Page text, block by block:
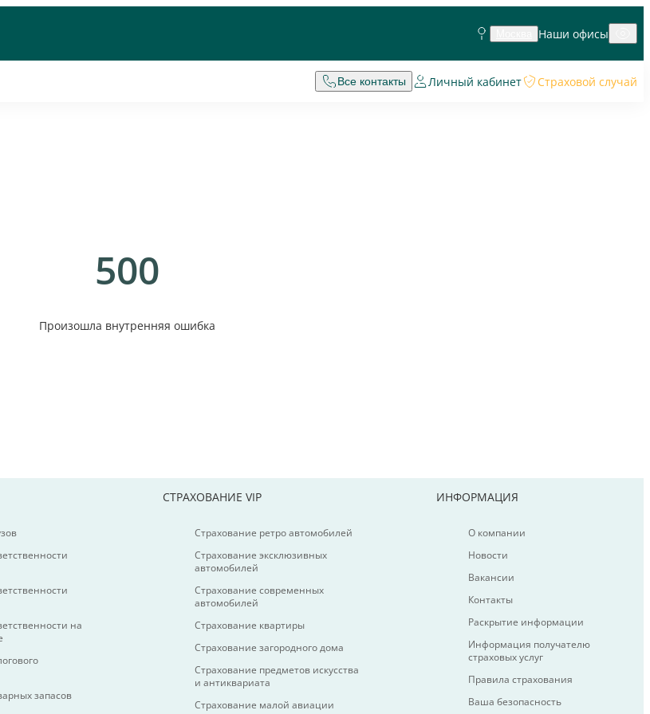
Наши офисы
Все контакты Личный кабинет Страховой случай
500
Произошла внутренняя ошибка
на
запасов
СТРАХОВАНИЕ VIP
Страхование ретро автомобилей
Страхование эксклюзивных
автомобилей
Страхование современных
автомобилей
Страхование квартиры
Страхование загородного дома
Страхование предметов искусства
и антиквариата
Страхование малой авиации
ИНФОРМАЦИЯ
О компании
Новости
Вакансии
Контакты
Раскрытие информации
Информация получателю
страховых услуг
Правила страхования
Ваша безопасность